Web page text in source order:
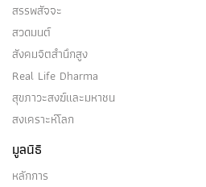
สรรพสัจจะ
สวดมนต์
สังคมจิตสำนึกสูง
Real Life Dharma
สุขภาวะสงฆ์และมหาชน
สงเคราะห์โลก
มูลนิธิ
หลักการ